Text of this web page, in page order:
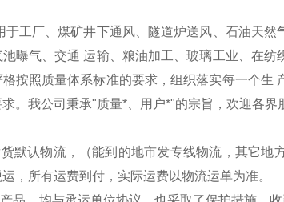
于工厂、煤矿井下通风、隧道炉送风、石油天然
曝气、交通 运输、粮油加工、玻璃工业、在
按照质量体系标准的要求，组织落实每一个生
。我公司秉承"质量*、用户*"的宗旨，欢迎各界
默认物流，（能到的地市发专线物流，其它地
，所有运费到付，实际运费以物流运单为准。